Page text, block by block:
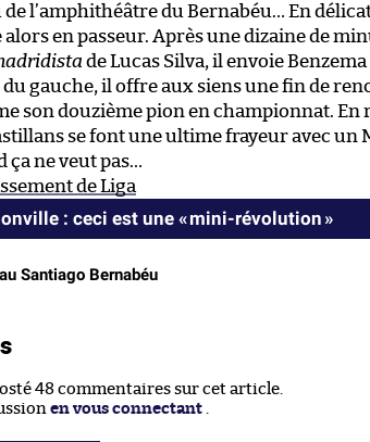
l’amphithéâtre du Bernabéu… En
en passeur. Après une dizaine de
de Lucas Silva, il envoie
du gauche, il offre aux siens une fin de
son douzième pion en championnat. En
se font une ultime frayeur avec un
ça ne veut pas…
de Liga
: ceci est une « mini-révolution »
Santiago Bernabéu
48 commentaires sur cet article.
en vous connectant